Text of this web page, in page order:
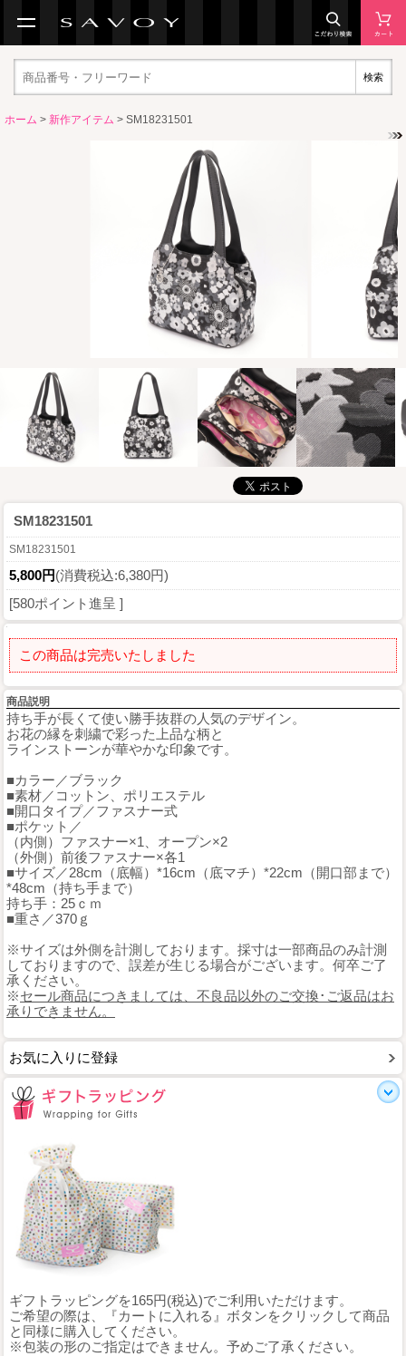
検索
ホーム > 新作アイテム > SM18231501
SM18231501
SM18231501
5,800円(消費税込:6,380円)
[580ポイント進呈 ]
この商品は完売いたしました
商品説明
持ち手が長くて使い勝手抜群の人気のデザイン。
お花の縁を刺繍で彩った上品な柄と
ラインストーンが華やかな印象です。
■カラー／ブラック
■素材／コットン、ポリエステル
■開口タイプ／ファスナー式
■ポケット／
（内側）ファスナー×1、オープン×2
（外側）前後ファスナー×各1
■サイズ／28cm（底幅）*16cm（底マチ）*22cm（開口部まで）
*48cm（持ち手まで）
持ち手：25ｃｍ
■重さ／370ｇ
※サイズは外側を計測しております。採寸は一部商品のみ計測
しておりますので、誤差が生じる場合がございます。何卒ご了
承ください。
※セール商品につきましては、不良品以外のご交換･ご返品はお
承りできません。
お気に入りに登録
ギフトラッピングを165円(税込)でご利用いただけます。
ご希望の際は、『カートに入れる』ボタンをクリックして商品
と同様に購入してください。
※包装の形のご指定はできません。予めご了承ください。